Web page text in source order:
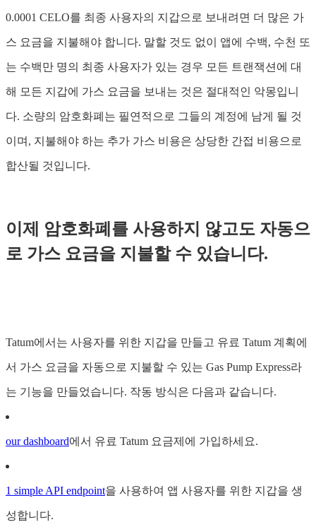
0.0001 CELO를 최종 사용자의 지갑으로 보내려면 더 많은 가
스 요금을 지불해야 합니다. 말할 것도 없이 앱에 수백, 수천 또
는 수백만 명의 최종 사용자가 있는 경우 모든 트랜잭션에 대
해 모든 지갑에 가스 요금을 보내는 것은 절대적인 악몽입니
다. 소량의 암호화폐는 필연적으로 그들의 계정에 남게 될 것
이며, 지불해야 하는 추가 가스 비용은 상당한 간접 비용으로
합산될 것입니다.
이제 암호화폐를 사용하지 않고도 자동으
로 가스 요금을 지불할 수 있습니다.
Tatum에서는 사용자를 위한 지갑을 만들고 유료 Tatum 계획에
서 가스 요금을 자동으로 지불할 수 있는 Gas Pump Express라
는 기능을 만들었습니다. 작동 방식은 다음과 같습니다.
our dashboard에서 유료 Tatum 요금제에 가입하세요.
1 simple API endpoint을 사용하여 앱 사용자를 위한 지갑을 생
성합니다.